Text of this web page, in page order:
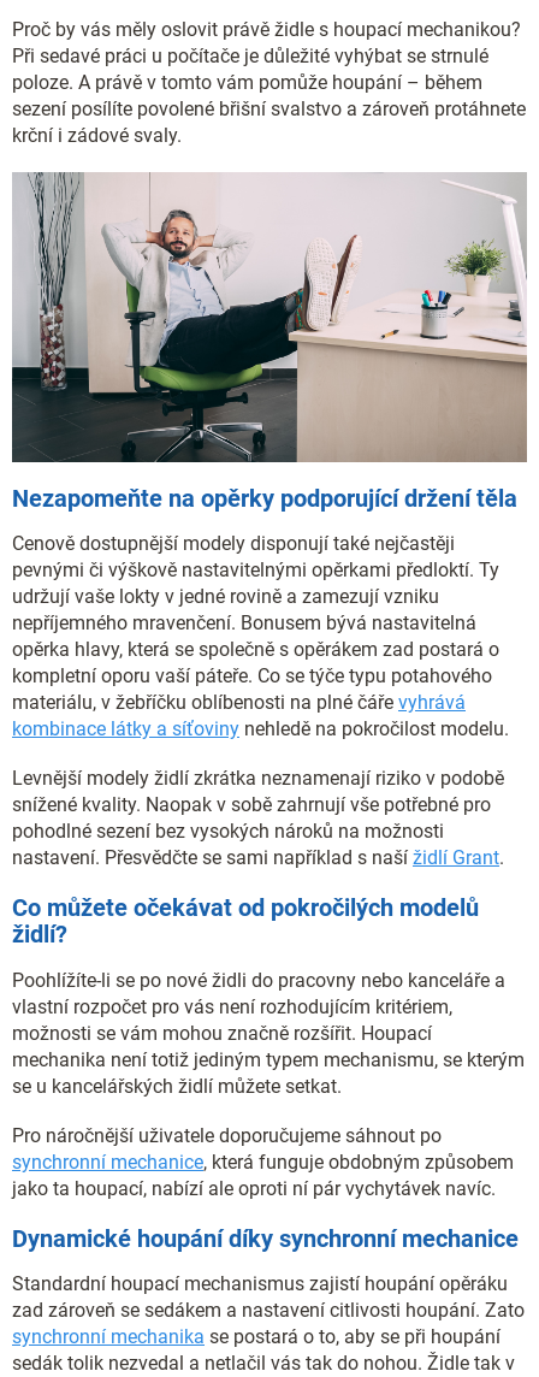
Proč by vás měly oslovit právě židle s houpací mechanikou?
Při sedavé práci u počítače je důležité vyhýbat se strnulé
poloze. A právě v tomto vám pomůže houpání – během
sezení posílíte povolené břišní svalstvo a zároveň protáhnete
krční i zádové svaly.
Nezapomeňte na opěrky podporující držení těla
Cenově dostupnější modely disponují také nejčastěji
pevnými či výškově nastavitelnými opěrkami předloktí. Ty
udržují vaše lokty v jedné rovině a zamezují vzniku
nepříjemného mravenčení. Bonusem bývá nastavitelná
opěrka hlavy, která se společně s opěrákem zad postará o
kompletní oporu vaší páteře. Co se týče typu potahového
materiálu, v žebříčku oblíbenosti na plné čáře vyhrává
kombinace látky a síťoviny nehledě na pokročilost modelu.
Levnější modely židlí zkrátka neznamenají riziko v podobě
snížené kvality. Naopak v sobě zahrnují vše potřebné pro
pohodlné sezení bez vysokých nároků na možnosti
nastavení. Přesvědčte se sami například s naší židlí Grant.
Co můžete očekávat od pokročilých modelů
židlí?
Poohlížíte-li se po nové židli do pracovny nebo kanceláře a
vlastní rozpočet pro vás není rozhodujícím kritériem,
možnosti se vám mohou značně rozšířit. Houpací
mechanika není totiž jediným typem mechanismu, se kterým
se u kancelářských židlí můžete setkat.
Pro náročnější uživatele doporučujeme sáhnout po
synchronní mechanice, která funguje obdobným způsobem
jako ta houpací, nabízí ale oproti ní pár vychytávek navíc.
Dynamické houpání díky synchronní mechanice
Standardní houpací mechanismus zajistí houpání opěráku
zad zároveň se sedákem a nastavení citlivosti houpání. Zato
synchronní mechanika se postará o to, aby se při houpání
sedák tolik nezvedal a netlačil vás tak do nohou. Židle tak v